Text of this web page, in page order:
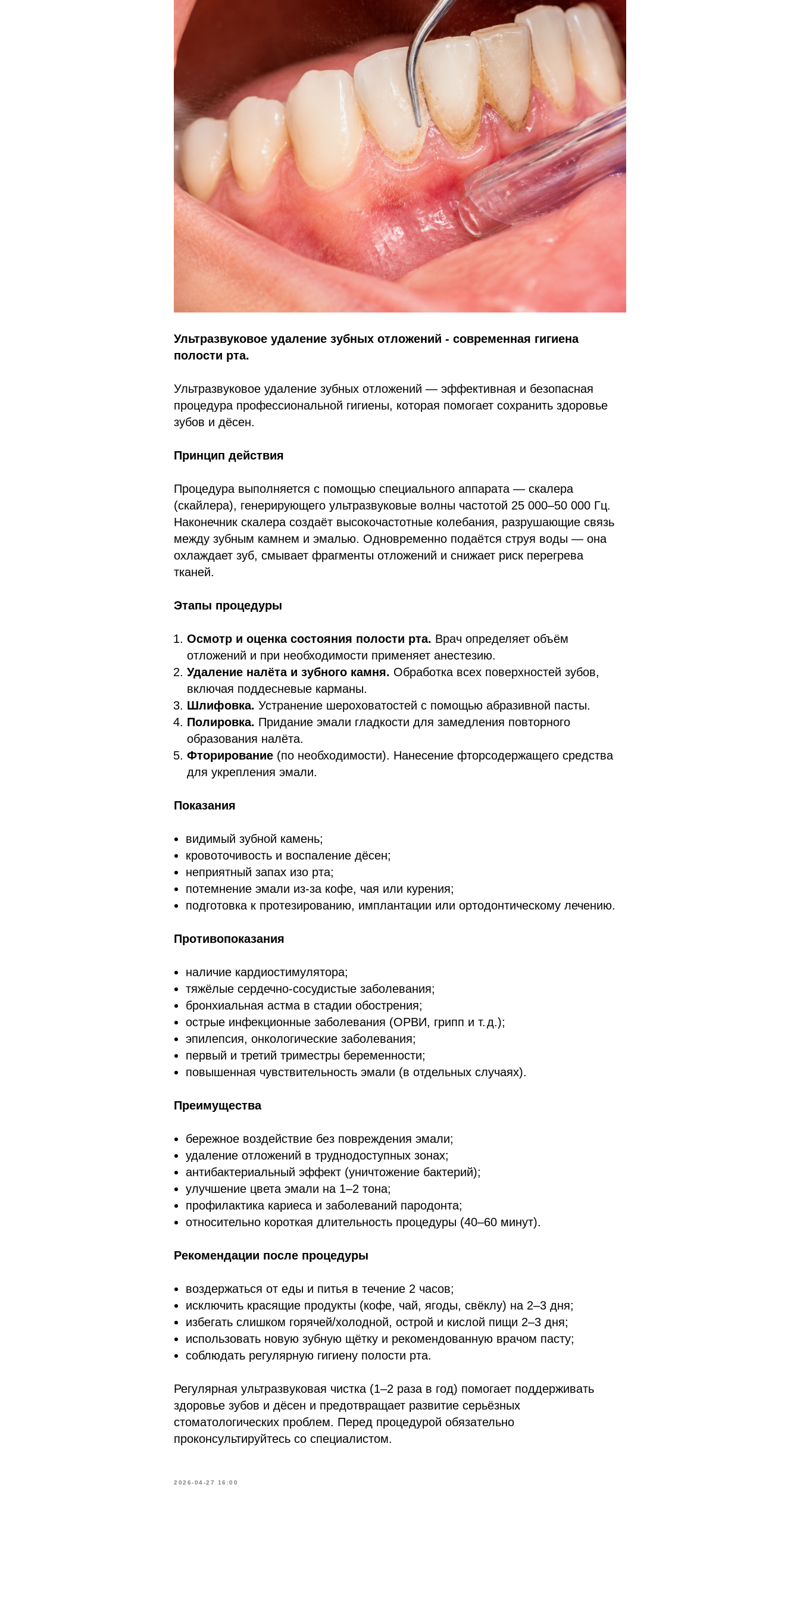
Ультразвуковое удаление зубных отложений - современная гигиена
полости рта.
Ультразвуковое удаление зубных отложений — эффективная и безопасная
процедура профессиональной гигиены, которая помогает сохранить здоровье
зубов и дёсен.
Принцип действия
Процедура выполняется с помощью специального аппарата — скалера
(скайлера), генерирующего ультразвуковые волны частотой 25 000–50 000 Гц.
Наконечник скалера создаёт высокочастотные колебания, разрушающие связь
между зубным камнем и эмалью. Одновременно подаётся струя воды — она
охлаждает зуб, смывает фрагменты отложений и снижает риск перегрева
тканей.
Этапы процедуры
Осмотр и оценка состояния полости рта. Врач определяет объём
отложений и при необходимости применяет анестезию.
Удаление налёта и зубного камня. Обработка всех поверхностей зубов,
включая поддесневые карманы.
Шлифовка. Устранение шероховатостей с помощью абразивной пасты.
Полировка. Придание эмали гладкости для замедления повторного
образования налёта.
Фторирование (по необходимости). Нанесение фторсодержащего средства
для укрепления эмали.
Показания
видимый зубной камень;
кровоточивость и воспаление дёсен;
неприятный запах изо рта;
потемнение эмали из‑за кофе, чая или курения;
подготовка к протезированию, имплантации или ортодонтическому лечению.
Противопоказания
наличие кардиостимулятора;
тяжёлые сердечно‑сосудистые заболевания;
бронхиальная астма в стадии обострения;
острые инфекционные заболевания (ОРВИ, грипп и т. д.);
эпилепсия, онкологические заболевания;
первый и третий триместры беременности;
повышенная чувствительность эмали (в отдельных случаях).
Преимущества
бережное воздействие без повреждения эмали;
удаление отложений в труднодоступных зонах;
антибактериальный эффект (уничтожение бактерий);
улучшение цвета эмали на 1–2 тона;
профилактика кариеса и заболеваний пародонта;
относительно короткая длительность процедуры (40–60 минут).
Рекомендации после процедуры
воздержаться от еды и питья в течение 2 часов;
исключить красящие продукты (кофе, чай, ягоды, свёклу) на 2–3 дня;
избегать слишком горячей/холодной, острой и кислой пищи 2–3 дня;
использовать новую зубную щётку и рекомендованную врачом пасту;
соблюдать регулярную гигиену полости рта.
Регулярная ультразвуковая чистка (1–2 раза в год) помогает поддерживать
здоровье зубов и дёсен и предотвращает развитие серьёзных
стоматологических проблем. Перед процедурой обязательно
проконсультируйтесь со специалистом.
2026-04-27 16:00